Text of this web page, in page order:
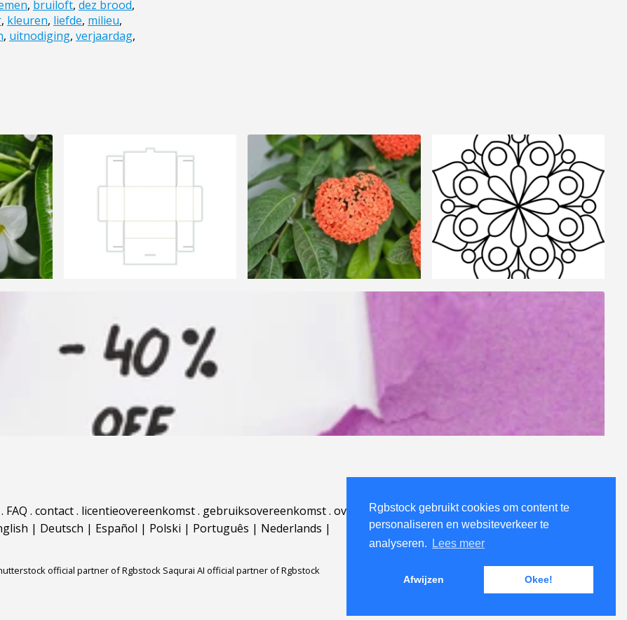
Rgbstock gebruikt cookies om content te
personaliseren en websiteverkeer te
analyseren.
Lees meer
Afwijzen Okee!
, bruiloft, dez brood,
, kleuren, liefde, milieu,
, uitnodiging, verjaardag,
. FAQ . contact. licentieovereenkomst. gebruiksovereenkomst. over
| Deutsch | Español | Polski | Português | Nederlands |
official partner of Rgbstock Saqurai AI official partner of Rgbstock